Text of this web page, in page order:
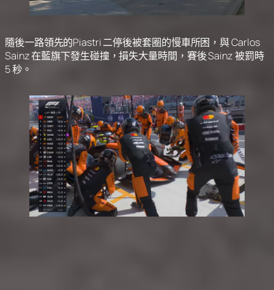
隨後一路領先的Piastri 二停後被套圈的慢車所困，與 Carlos
Sainz 在藍旗下發生碰撞，損失大量時間，賽後 Sainz 被罰時
5 秒。